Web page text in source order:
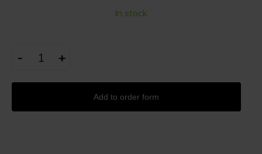
In stock
Add to order form
- +